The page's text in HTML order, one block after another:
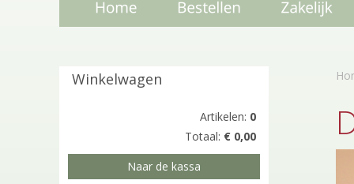
/
Winkelwagen
Artikelen: 0
Totaal: € 0,00
Naar de kassa